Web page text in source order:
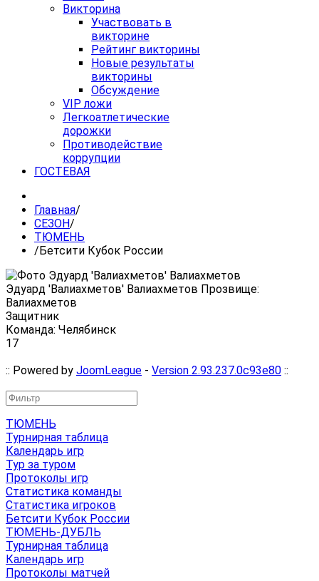
Викторина
Участвовать в
викторине
Рейтинг викторины
Новые результаты
викторины
Обсуждение
VIP ложи
Легкоатлетические
дорожки
Противодействие
коррупции
ГОСТЕВАЯ
Главная/
СЕЗОН/
ТЮМЕНЬ
/ Бетсити Кубок России
Эдуард 'Валиахметов' Валиахметов Прозвище:
Валиахметов
Защитник
Команда: Челябинск
17
:: Powered by JoomLeague - Version 2.93.237.0c93e80 ::
ТЮМЕНЬ
Турнирная таблица
Календарь игр
Тур за туром
Протоколы игр
Статистика команды
Статистика игроков
Бетсити Кубок России
ТЮМЕНЬ-ДУБЛЬ
Турнирная таблица
Календарь игр
Протоколы матчей